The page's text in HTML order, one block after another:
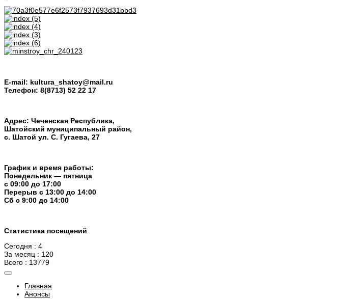
E-mail: kultura_shatoy@mail.ru
Телефон: 8(8713) 52 22 17
Адрес: Чеченская Республика,
Шатойский муниципальный район,
с. Шатой ул. С. Гугаева, 27
График и время работы:
Понедельник — пятница
с 09:00 до 17:00
Перерыв c 13:00 до 14:00
Cб с 9:00 до 14:00
Статистика посещений
Сегодня : 4
За месяц : 120
Всего : 13779
Главная
Анонсы